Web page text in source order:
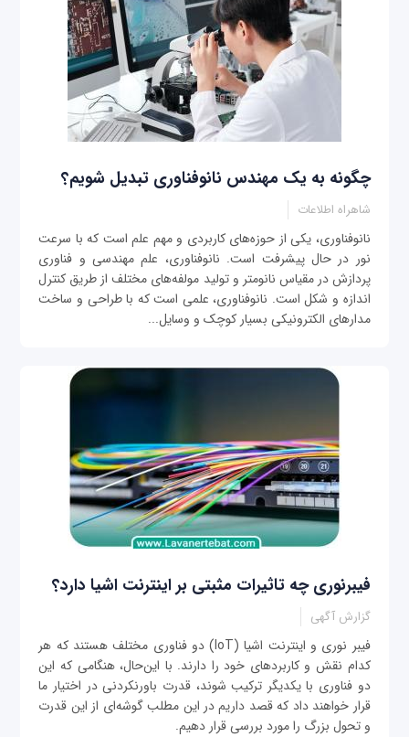
چگونه به یک مهندس نانوفناوری تبدیل شویم؟
شاهراه اطلاعات
نانوفناوری، یکی از حوزه‌های کاربردی و مهم علم است که با سرعت
نور در حال پیشرفت است. نانوفناوری، علم مهندسی و فناوری
پردازش در مقیاس نانومتر و تولید مولفه‌های مختلف از طریق کنترل
اندازه و شکل است. نانوفناوری، علمی است که با طراحی و ساخت
مدارهای الکترونیکی بسیار کوچک و وسایل...
فیبرنوری چه تاثیرات مثبتی بر اینترنت اشیا دارد؟
گزارش آگهی
فیبر نوری و اینترنت اشیا (IoT) دو فناوری مختلف هستند که هر
کدام نقش و کاربردهای خود را دارند. با این‌حال، هنگامی که این
دو فناوری با یکدیگر ترکیب شوند، قدرت باورنکردنی در اختیار ما
قرار خواهند داد که قصد داریم در این مطلب گوشه‌ای از این قدرت
و تحول بزرگ را مورد بررسی قرار دهیم.